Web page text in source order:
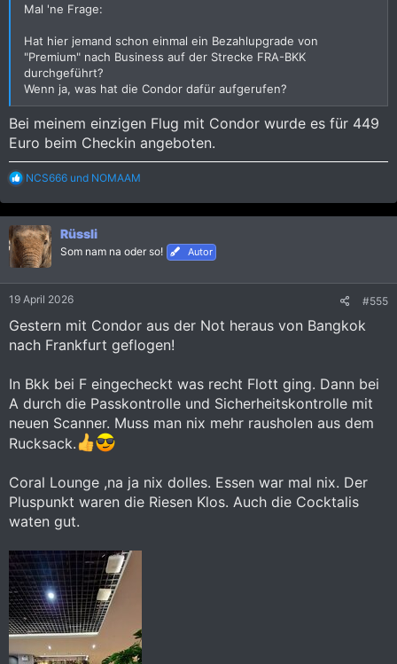
Mal 'ne Frage:
Hat hier jemand schon einmal ein Bezahlupgrade von
"Premium" nach Business auf der Strecke FRA-BKK
durchgeführt?
Wenn ja, was hat die Condor dafür aufgerufen?
Bei meinem einzigen Flug mit Condor wurde es für 449
Euro beim Checkin angeboten.
R
a
k
t
i
o
n
NCS666 und NOMAAM
Rüssli
Som nam na oder so! Autor
19 April 2026 #555
Gestern mit Condor aus der Not heraus von Bangkok
nach Frankfurt geflogen!
In Bkk bei F eingecheckt was recht Flott ging. Dann bei
A durch die Passkontrolle und Sicherheitskontrolle mit
neuen Scanner. Muss man nix mehr rausholen aus dem
Rucksack.
Coral Lounge ,na ja nix dolles. Essen war mal nix. Der
Pluspunkt waren die Riesen Klos. Auch die Cocktalis
waten gut.